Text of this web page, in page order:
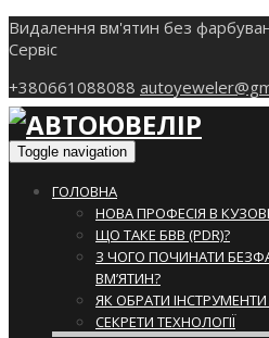
Видалення вм'ятин без
Сервіс
+380661088088
Toggle navigation
ГОЛОВНА
НОВА ПРОФЕСІЯ В
ЩО ТАКЕ БВВ (PDR)?
З ЧОГО ПОЧИНАТИ
ВМ’ЯТИН?
ЯК ОБРАТИ ІНСТРУМЕНТИ
СЕКРЕТИ ТЕХНОЛОГІЇ